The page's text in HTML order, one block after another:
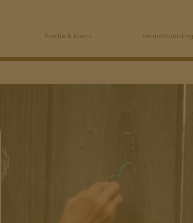
Positie & koers Verantwoording